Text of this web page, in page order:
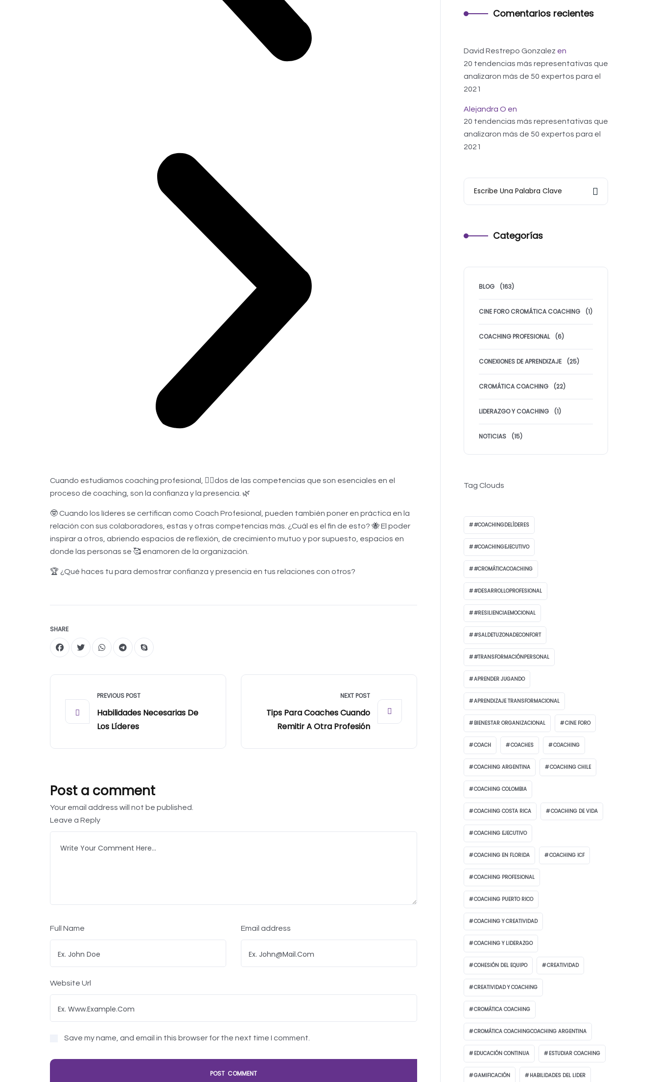
Cuando estudiamos coaching profesional, ✌🏼dos de las competencias que son esenciales en el
proceso de coaching, son la confianza y la presencia. 🌿
🤓 Cuando los líderes se certifican como Coach Profesional, pueden también poner en práctica en la
relación con sus colaboradores, estas y otras competencias más. ¿Cuál es el fin de esto? 🐝 El poder
inspirar a otros, abriendo espacios de reflexión, de crecimiento mutuo y por supuesto, espacios en
donde las personas se 🥰 enamoren de la organización.
🏆 ¿Qué haces tu para demostrar confianza y presencia en tus relaciones con otros?
SHARE
PREVIOUS POST
Habilidades Necesarias De
Los Líderes
NEXT POST
Tips Para Coaches Cuando
Remitir A Otra Profesión
Post a comment
Your email address will not be published.
Leave a Reply
Full Name Email address
Website Url
Save my name, and email in this browser for the next time I comment.
Comentarios recientes
David Restrepo Gonzalez en
20 tendencias más representativas que
analizaron más de 50 expertos para el
2021
Alejandra O en
20 tendencias más representativas que
analizaron más de 50 expertos para el
2021
Categorías
BLOG (163)
CINE FORO CROMÁTICA COACHING (1)
COACHING PROFESIONAL (6)
CONEXIONES DE APRENDIZAJE (25)
CROMÁTICA COACHING (22)
LIDERAZGO Y COACHING (1)
NOTICIAS (15)
Tag Clouds
#COACHINGDELÍDERES
#COACHINGEJECUTIVO
#CROMÁTICACOACHING
#DESARROLLOPROFESIONAL
#RESILIENCIAEMOCIONAL
#SALDETUZONADECONFORT
#TRANSFORMACIÓNPERSONAL
APRENDER JUGANDO
APRENDIZAJE TRANSFORMACIONAL
BIENESTAR ORGANIZACIONAL CINE FORO
COACH COACHES COACHING
COACHING ARGENTINA COACHING CHILE
COACHING COLOMBIA
COACHING COSTA RICA COACHING DE VIDA
COACHING EJECUTIVO
COACHING EN FLORIDA COACHING ICF
COACHING PROFESIONAL
COACHING PUERTO RICO
COACHING Y CREATIVIDAD
COACHING Y LIDERAZGO
COHESIÓN DEL EQUIPO CREATIVIDAD
CREATIVIDAD Y COACHING
CROMÁTICA COACHING
CROMÁTICA COACHINGCOACHING ARGENTINA
EDUCACIÓN CONTINUA ESTUDIAR COACHING
GAMIFICACIÓN HABILIDADES DEL LIDER